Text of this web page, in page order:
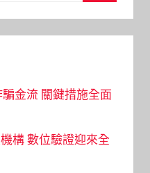
金流 關鍵措施全面
構 數位驗證迎來全